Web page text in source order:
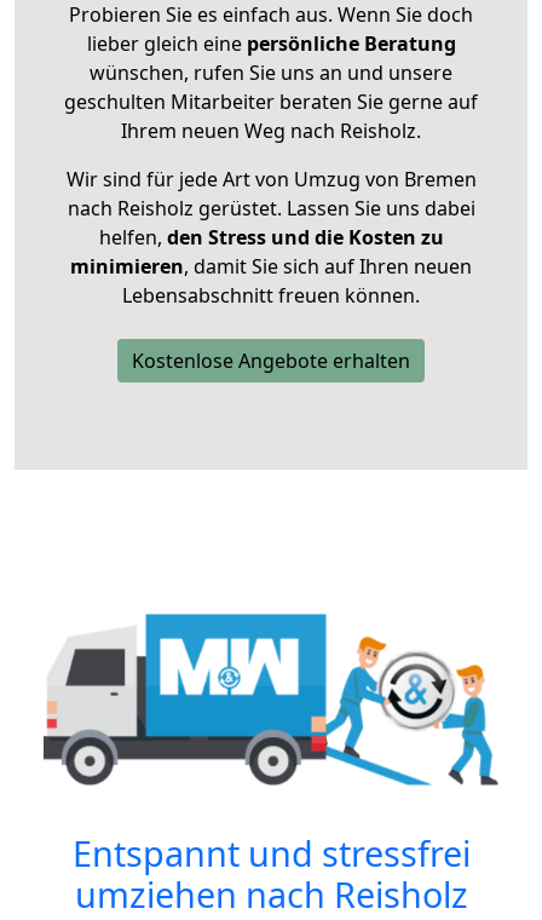
Probieren Sie es einfach aus. Wenn Sie doch
lieber gleich eine persönliche Beratung
wünschen, rufen Sie uns an und unsere
geschulten Mitarbeiter beraten Sie gerne auf
Ihrem neuen Weg nach Reisholz.
Wir sind für jede Art von Umzug von Bremen
nach Reisholz gerüstet. Lassen Sie uns dabei
helfen, den Stress und die Kosten zu
minimieren, damit Sie sich auf Ihren neuen
Lebensabschnitt freuen können.
Kostenlose Angebote erhalten
Entspannt und stressfrei
umziehen nach Reisholz